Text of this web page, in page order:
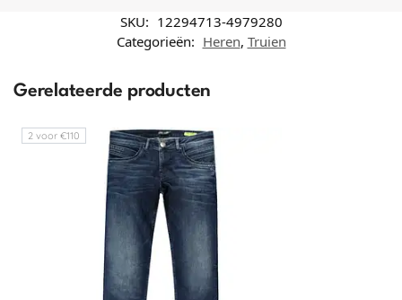
SKU: 12294713-4979280
Categorieën: Heren, Truien
Gerelateerde producten
2 voor €110